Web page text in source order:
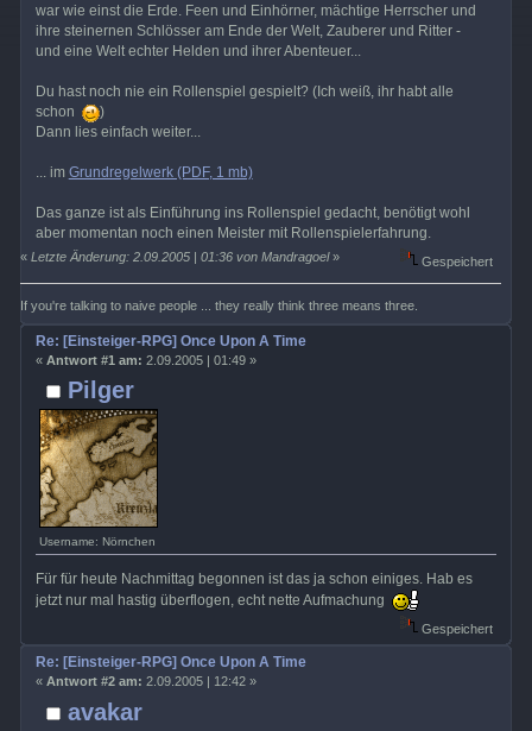
war wie einst die Erde. Feen und Einhörner, mächtige Herrscher und
ihre steinernen Schlösser am Ende der Welt, Zauberer und Ritter -
und eine Welt echter Helden und ihrer Abenteuer...
Du hast noch nie ein Rollenspiel gespielt? (Ich weiß, ihr habt alle
schon
)
Dann lies einfach weiter...
... im Grundregelwerk (PDF, 1 mb)
Das ganze ist als Einführung ins Rollenspiel gedacht, benötigt wohl
aber momentan noch einen Meister mit Rollenspielerfahrung.
«Letzte Änderung: 2.09.2005 | 01:36 von Mandragoel» Gespeichert
If you're talking to naive people ... they really think three means three.
Pilger
Username: Nörnchen
Re: [Einsteiger-RPG] Once Upon A Time
« Antwort #1 am: 2.09.2005 | 01:49 »
Für für heute Nachmittag begonnen ist das ja schon einiges. Hab es
jetzt nur mal hastig überflogen, echt nette Aufmachung
Gespeichert
avakar
Re: [Einsteiger-RPG] Once Upon A Time
« Antwort #2 am: 2.09.2005 | 12:42 »